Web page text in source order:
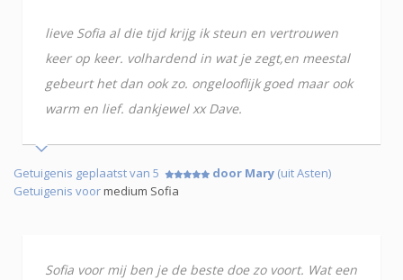
lieve Sofia al die tijd krijg ik steun en vertrouwen
keer op keer. volhardend in wat je zegt,en meestal
gebeurt het dan ook zo. ongelooflijk goed maar ook
warm en lief. dankjewel xx Dave.
Getuigenis geplaatst van 5 door Mary (uit Asten)
Getuigenis voormedium Sofia
Sofia voor mij ben je de beste doe zo voort. Wat een